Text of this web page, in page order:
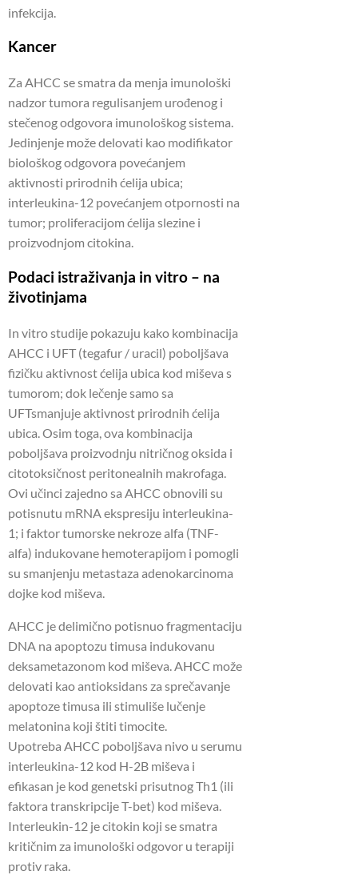
infekcija.
Kancer
Za AHCC se smatra da menja imunološki
nadzor tumora regulisanjem urođenog i
stečenog odgovora imunološkog sistema.
Jedinjenje može delovati kao modifikator
biološkog odgovora povećanjem
aktivnosti prirodnih ćelija ubica;
interleukina-12 povećanjem otpornosti na
tumor; proliferacijom ćelija slezine i
proizvodnjom citokina.
Podaci istraživanja in vitro – na
životinjama
In vitro studije pokazuju kako kombinacija
AHCC i UFT (tegafur / uracil) poboljšava
fizičku aktivnost ćelija ubica kod miševa s
tumorom; dok lečenje samo sa
UFTsmanjuje aktivnost prirodnih ćelija
ubica. Osim toga, ova kombinacija
poboljšava proizvodnju nitričnog oksida i
citotoksičnost peritonealnih makrofaga.
Ovi učinci zajedno sa AHCC obnovili su
potisnutu mRNA ekspresiju interleukina-
1; i faktor tumorske nekroze alfa (TNF-
alfa) indukovane hemoterapijom i pomogli
su smanjenju metastaza adenokarcinoma
dojke kod miševa.
AHCC je delimično potisnuo fragmentaciju
DNA na apoptozu timusa indukovanu
deksametazonom kod miševa. AHCC može
delovati kao antioksidans za sprečavanje
apoptoze timusa ili stimuliše lučenje
melatonina koji štiti timocite.
Upotreba AHCC poboljšava nivo u serumu
interleukina-12 kod H-2B miševa i
efikasan je kod genetski prisutnog Th1 (ili
faktora transkripcije T-bet) kod miševa.
Interleukin-12 je citokin koji se smatra
kritičnim za imunološki odgovor u terapiji
protiv raka.